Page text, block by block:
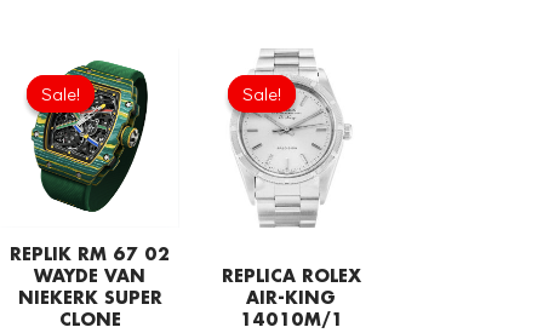
Sale!
Sale!
REPLIK RM 67 02
WAYDE VAN
NIEKERK SUPER
CLONE
Ursprünglicher
Preis
war:
£1,806.00
£1,505.00.
Sale!
Sale!
REPLICA ROLEX
AIR-KING
14010M/1
Ursprünglicher
Preis
war:
£258.00